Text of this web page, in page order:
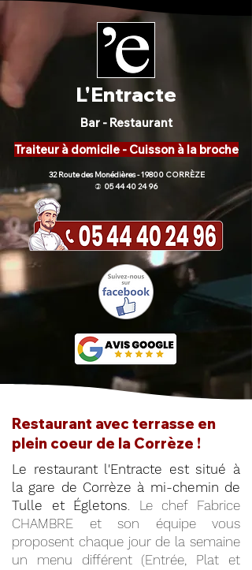
L'Entracte
Bar - Restaurant
Traiteur à domicile - Cuisson à la broche
32 Route des Monédières - 19800 CORRÈZE
) 05 44 40 24 96
Restaurant avec terrasse en
plein coeur de la Corrèze !
Le restaurant l'Entracte est situé à
la gare de Corrèze à mi-chemin de
Tulle et Égletons. Le chef Fabrice
CHAMBRE et son équipe vous
proposent chaque jour de la semaine
un menu différent (Entrée, Plat et